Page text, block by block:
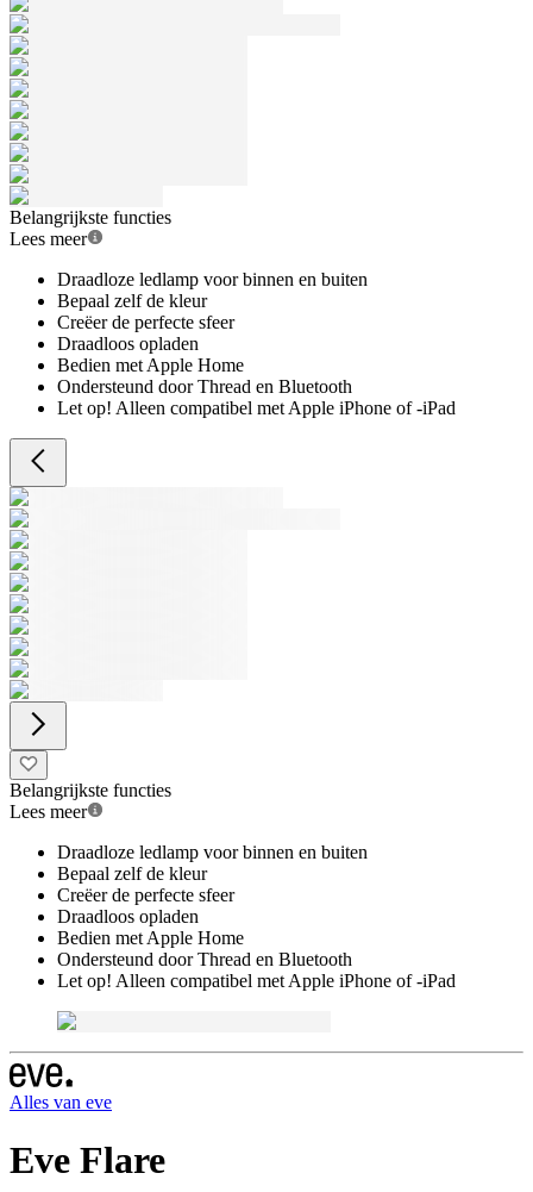
Belangrijkste functies
Lees meer
Draadloze ledlamp voor binnen en buiten
Bepaal zelf de kleur
Creëer de perfecte sfeer
Draadloos opladen
Bedien met Apple Home
Ondersteund door Thread en Bluetooth
Let op! Alleen compatibel met Apple iPhone of -iPad
Belangrijkste functies
Lees meer
Draadloze ledlamp voor binnen en buiten
Bepaal zelf de kleur
Creëer de perfecte sfeer
Draadloos opladen
Bedien met Apple Home
Ondersteund door Thread en Bluetooth
Let op! Alleen compatibel met Apple iPhone of -iPad
Alles van eve
Eve Flare